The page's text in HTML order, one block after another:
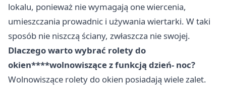
lokalu, ponieważ nie wymagają one wiercenia,
umieszczania prowadnic i używania wiertarki. W taki
sposób nie niszczą ściany, zwłaszcza nie swojej.
Dlaczego warto wybrać rolety do
okien****wolnowiszące z funkcją dzień- noc?
Wolnowiszące rolety do okien posiadają wiele zalet.